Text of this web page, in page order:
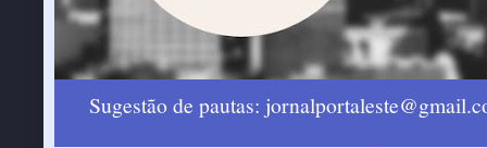
Sugestão de pautas: